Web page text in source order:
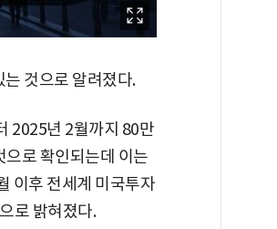
것으로 알려졌다.
2025년 2월까지 80만
로 확인되는데 이는
이후 전세계 미국투자
로 밝혀졌다.